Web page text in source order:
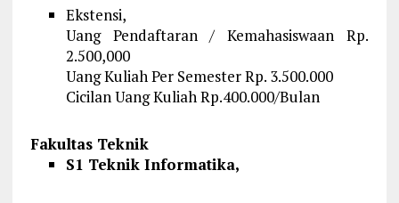
Ekstensi,
Uang Pendaftaran / Kemahasiswaan Rp.
2.500,000
Uang Kuliah Per Semester Rp. 3.500.000
Cicilan Uang Kuliah Rp.400.000/Bulan
Fakultas Teknik
S1 Teknik Informatika,